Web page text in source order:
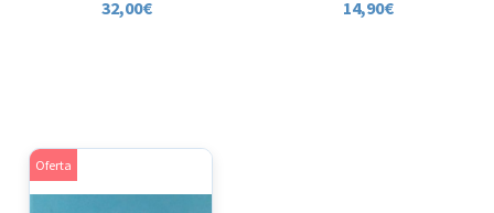
32,00€ 14,90€
Oferta